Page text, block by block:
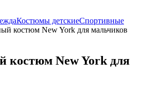
Костюмы детскиеСпортивные
костюм New York для мальчиков
костюм New York для